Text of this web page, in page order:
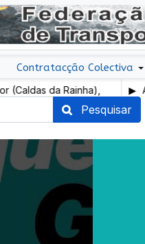
Contratacção Colectiva
da Rainha),
Pesquisar